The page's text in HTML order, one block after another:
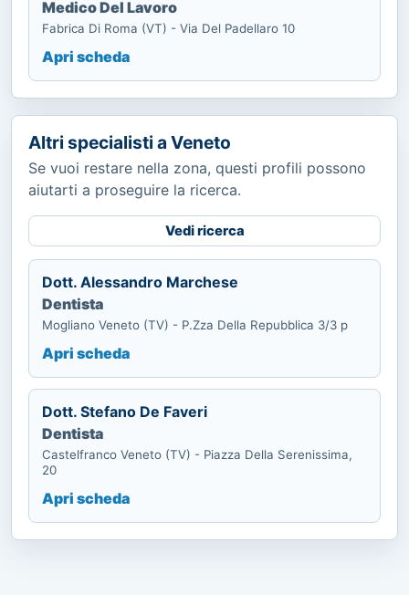
Medico Del Lavoro
Fabrica Di Roma (VT) - Via Del Padellaro 10
Apri scheda
Altri specialisti a Veneto
Se vuoi restare nella zona, questi profili possono
aiutarti a proseguire la ricerca.
Vedi ricerca
Dott. Alessandro Marchese
Dentista
Mogliano Veneto (TV) - P.Zza Della Repubblica 3/3 p
Apri scheda
Dott. Stefano De Faveri
Dentista
Castelfranco Veneto (TV) - Piazza Della Serenissima,
20
Apri scheda